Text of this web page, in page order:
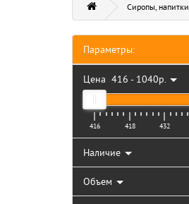
Сиропы, напитки
Параметры:
Цена 416 - 1040р.
416 418 432
Наличие
Объем